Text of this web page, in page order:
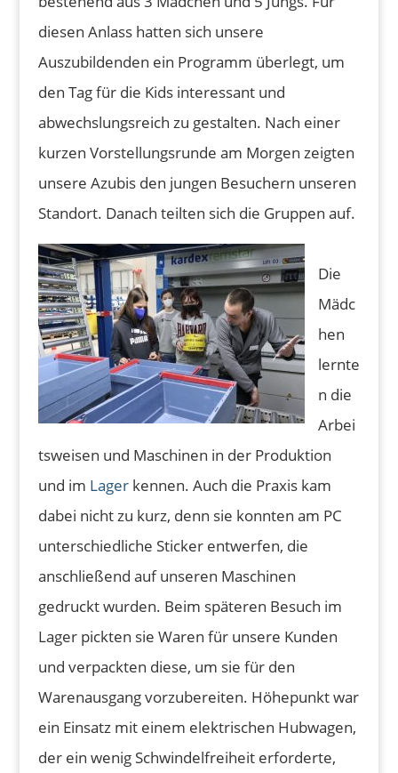
diesen Anlass hatten sich unsere
Auszubildenden ein Programm überlegt, um
den Tag für die Kids interessant und
abwechslungsreich zu gestalten. Nach einer
kurzen Vorstellungsrunde am Morgen zeigten
unsere Azubis den jungen Besuchern unseren
Standort. Danach teilten sich die Gruppen auf.
Die
Mädc
hen
lernte
n die
Arbei
tsweisen und Maschinen in der Produktion
und im Lagerkennen. Auch die Praxis kam
dabei nicht zu kurz, denn sie konnten am PC
unterschiedliche Sticker entwerfen, die
anschließend auf unseren Maschinen
gedruckt wurden. Beim späteren Besuch im
Lager pickten sie Waren für unsere Kunden
und verpackten diese, um sie für den
Warenausgang vorzubereiten. Höhepunkt war
ein Einsatz mit einem elektrischen Hubwagen,
der ein wenig Schwindelfreiheit erforderte,